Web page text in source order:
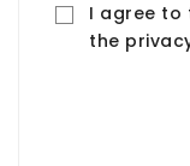
I agree to
the